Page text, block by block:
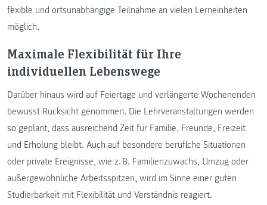
flexible und ortsunabhängige Teilnahme an vielen Lerneinheiten
möglich.
Maximale Flexibilität für Ihre
individuellen Lebenswege
Darüber hinaus wird auf Feiertage und verlängerte Wochenenden
bewusst Rücksicht genommen. Die Lehrveranstaltungen werden
so geplant, dass ausreichend Zeit für Familie, Freunde, Freizeit
und Erholung bleibt. Auch auf besondere berufliche Situationen
oder private Ereignisse, wie z. B. Familienzuwachs, Umzug oder
außergewöhnliche Arbeitsspitzen, wird im Sinne einer guten
Studierbarkeit mit Flexibilität und Verständnis reagiert.